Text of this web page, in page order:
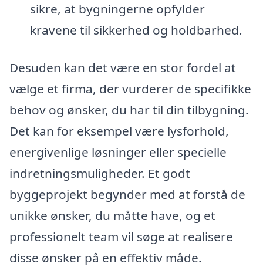
sikre, at bygningerne opfylder
kravene til sikkerhed og holdbarhed.
Desuden kan det være en stor fordel at
vælge et firma, der vurderer de specifikke
behov og ønsker, du har til din tilbygning.
Det kan for eksempel være lysforhold,
energivenlige løsninger eller specielle
indretningsmuligheder. Et godt
byggeprojekt begynder med at forstå de
unikke ønsker, du måtte have, og et
professionelt team vil søge at realisere
disse ønsker på en effektiv måde.